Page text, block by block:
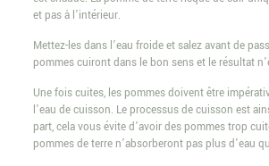
et pas à l’intérieur.
Mettez-les dans l’eau froide et salez avant de
pommes cuiront dans le bon sens et le résultat
Une fois cuites, les pommes doivent être
l’eau de cuisson. Le processus de cuisson est
part, cela vous évite d’avoir des pommes trop
pommes de terre n’absorberont pas plus d’eau